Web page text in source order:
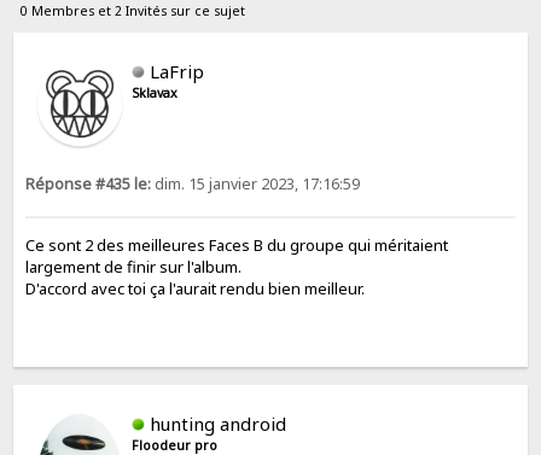
0 Membres et 2 Invités sur ce sujet
LaFrip
Sklavax
Réponse #435 le: dim. 15 janvier 2023, 17:16:59
Ce sont 2 des meilleures Faces B du groupe qui méritaient
largement de finir sur l'album.
D'accord avec toi ça l'aurait rendu bien meilleur.
hunting android
Floodeur pro